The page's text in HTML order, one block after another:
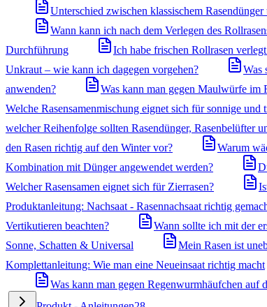
Unterschied zwischen klassischem
Wann kann ich nach dem Verlegen des
Durchführung
Ich habe frischen Rollrasen
Unkraut – wie kann ich dagegen vorgehen?
Was
anwenden?
Was kann man gegen Maulwürfe im
Welche Rasensamenmischung eignet sich für sonnige und
welcher Reihenfolge sollten Rasendünger, Rasenbelüfter
den Rasen richtig auf den Winter vor?
Warum
Kombination mit Dünger angewendet werden?
Welcher Rasensamen eignet sich für Zierrasen?
Produktanleitung: Nachsaat - Rasennachsaat richtig
Vertikutieren beachten?
Wann sollte ich mit der
Sonne, Schatten & Universal
Mein Rasen ist
Komplettanleitung: Wie man eine Neueinsaat richtig macht
Was kann man gegen Regenwurmhäufchen auf